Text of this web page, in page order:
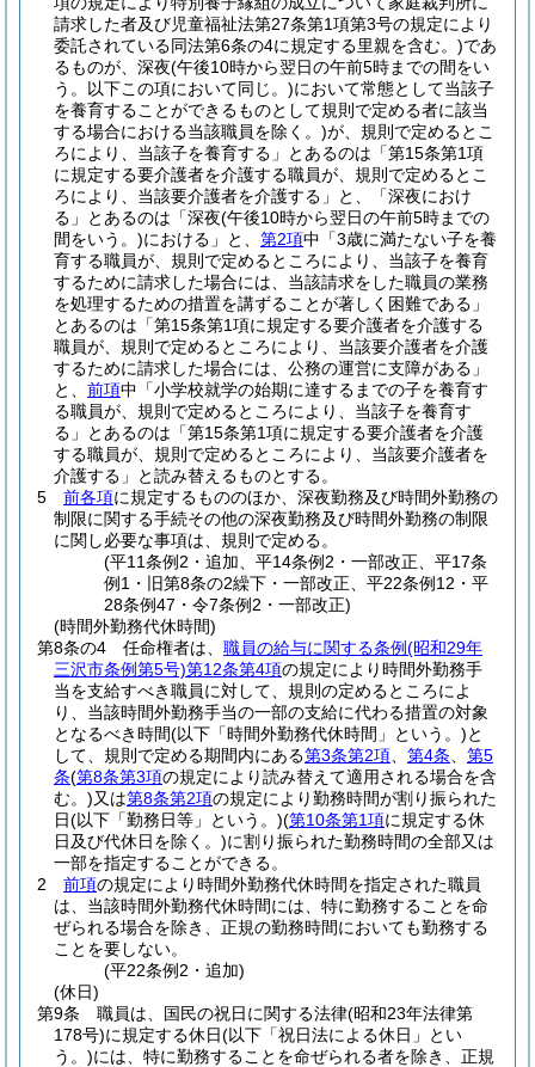
請求した者及び児童福祉法第27条第1項第3号の規定により
委託されている同法第6条の4に規定する里親を含む。)であ
るものが、深夜(午後10時から翌日の午前5時までの間をい
う。以下この項において同じ。)において常態として当該子
を養育することができるものとして規則で定める者に該当
する場合における当該職員を除く。)が、規則で定めるとこ
ろにより、当該子を養育する」とあるのは「第15条第1項
に規定する要介護者を介護する職員が、規則で定めるとこ
ろにより、当該要介護者を介護する」と、「深夜におけ
る」とあるのは「深夜(午後10時から翌日の午前5時までの
間をいう。)における」と、 第2項中「3歳に満たない子を養
育する職員が、規則で定めるところにより、当該子を養育
するために請求した場合には、当該請求をした職員の業務
を処理するための措置を講ずることが著しく困難である」
とあるのは「第15条第1項に規定する要介護者を介護する
職員が、規則で定めるところにより、当該要介護者を介護
するために請求した場合には、公務の運営に支障がある」
と、 前項中「小学校就学の始期に達するまでの子を養育す
る職員が、規則で定めるところにより、当該子を養育す
る」とあるのは「第15条第1項に規定する要介護者を介護
する職員が、規則で定めるところにより、当該要介護者を
介護する」と読み替えるものとする。
5
前各項に規定するもののほか、深夜勤務及び時間外勤務の
制限に関する手続その他の深夜勤務及び時間外勤務の制限
に関し必要な事項は、規則で定める。
(平11条例2・追加、平14条例2・一部改正、平17条
例1・旧第8条の2繰下・一部改正、平22条例12・平
28条例47・令7条例2・一部改正)
(時間外勤務代休時間)
第8条の4
任命権者は、 職員の給与に関する条例(昭和29年
三沢市条例第5号)第12条第4項の規定により時間外勤務手
当を支給すべき職員に対して、規則の定めるところによ
り、当該時間外勤務手当の一部の支給に代わる措置の対象
となるべき時間(以下「時間外勤務代休時間」という。)と
して、規則で定める期間内にある第3条第2項 第4条
第5
条(第8条第3項の規定により読み替えて適用される場合を含
む。)又は第8条第2項の規定により勤務時間が割り振られた
日(以下「勤務日等」という。)(第10条第1項に規定する休
日及び代休日を除く。)に割り振られた勤務時間の全部又は
一部を指定することができる。
2
前項の規定により時間外勤務代休時間を指定された職員
は、当該時間外勤務代休時間には、特に勤務することを命
ぜられる場合を除き、正規の勤務時間においても勤務する
ことを要しない。
(平22条例2・追加)
(休日)
第9条
職員は、国民の祝日に関する法律(昭和23年法律第
178号)に規定する休日(以下「祝日法による休日」とい
う。)には、特に勤務することを命ぜられる者を除き、正規